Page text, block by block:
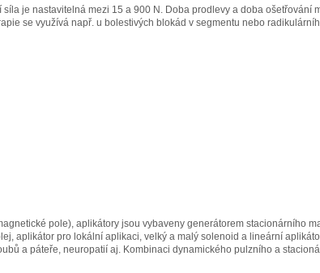
je nastavitelná mezi 15 a 900 N. Doba prodlevy a doba ošetřování
se využívá např. u bolestivých blokád v segmentu nebo
pole), aplikátory jsou vybaveny generátorem stacionárního
aplikátor pro lokální aplikaci, velký a malý solenoid a lineární
a páteře, neuropatií aj. Kombinaci dynamického pulzního a